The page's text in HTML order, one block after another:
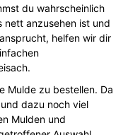
du wahrscheinlich
nett anzusehen ist und
helfen wir dir
Mulde zu bestellen. Da
dazu noch viel
Mulden und